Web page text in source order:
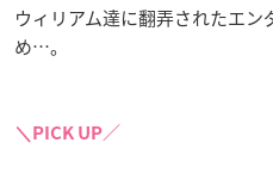
ウィリアム達に翻弄されたエ
め…。
＼PICK UP／